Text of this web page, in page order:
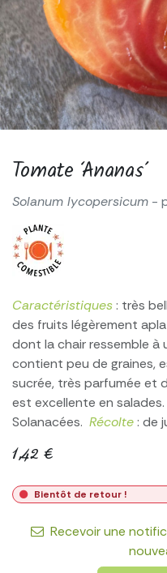
Tomate ‘Ananas’
Solanum lycopersicum -
Caractéristiques : très
des fruits légèrement
dont la chair ressemble à
contient peu de graines,
sucrée, très parfumée et
est excellente en salades.
Solanacées. Récolte : de
1,42 €
Bientôt de retour !
Recevoir une